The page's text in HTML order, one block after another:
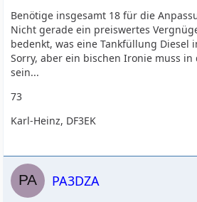
Benötige insgesamt 18 für die
Nicht gerade ein preiswertes
bedenkt, was eine Tankfüllung Diesel
Sorry, aber ein bischen Ironie muss
sein...
73
Karl-Heinz, DF3EK
PA3DZA